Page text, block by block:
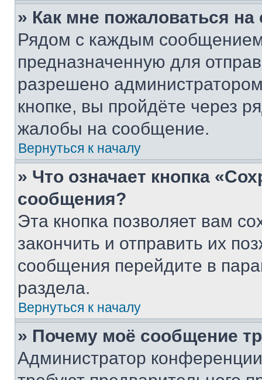
» Как мне пожаловаться
Рядом с каждым сообщением
предназначенную для
разрешено
кнопке, вы пройдёте через
жалобы на сообщение.
Вернуться к началу
» Что означает кнопка
сообщения?
Эта кнопка позволяет вам
закончить и отправить их
сообщения перейдите в
раздела.
Вернуться к началу
» Почему моё сообщение
Администратор